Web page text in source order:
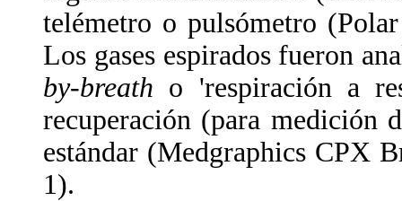
telémetro o pulsómetro
Los gases espirados fueron
by-breath o 'respiración a
recuperación (para medición
estándar (Medgraphics CPX
1).